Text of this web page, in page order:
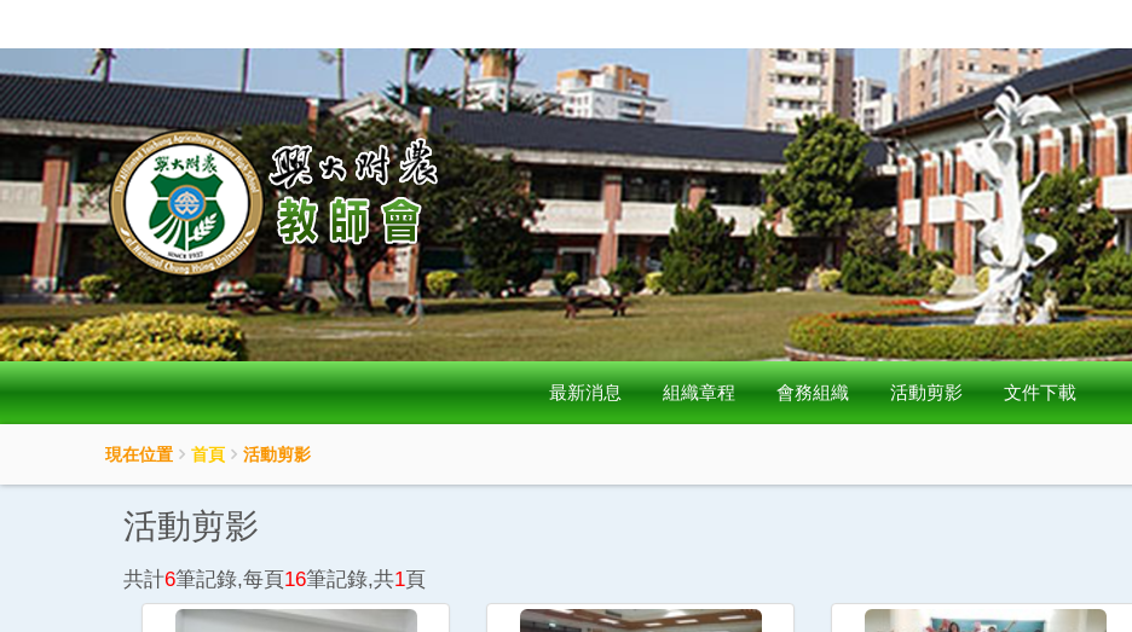
主
要
內
區
最新消息 組織章程 會務組織 活動剪影 文件下載
現在位置 首頁 活動剪影
活動剪影
共計6筆記錄,每頁16筆記錄,共1頁